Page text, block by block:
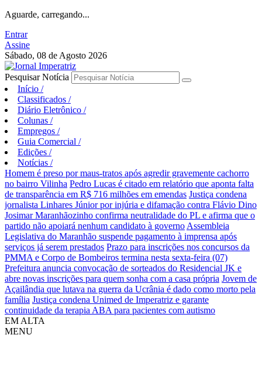
Aguarde, carregando...
Entrar
Assine
Sábado, 08 de Agosto 2026
Pesquisar Notícia
Início /
Classificados /
Diário Eletrônico /
Colunas /
Empregos /
Guia Comercial /
Edições /
Notícias /
Homem é preso por maus-tratos após agredir gravemente cachorro
no bairro Vilinha Pedro Lucas é citado em relatório que aponta falta
de transparência em R$ 716 milhões em emendas Justiça condena
jornalista Linhares Júnior por injúria e difamação contra Flávio Dino
Josimar Maranhãozinho confirma neutralidade do PL e afirma que o
partido não apoiará nenhum candidato à governo Assembleia
Legislativa do Maranhão suspende pagamento à imprensa após
serviços já serem prestados Prazo para inscrições nos concursos da
PMMA e Corpo de Bombeiros termina nesta sexta-feira (07)
Prefeitura anuncia convocação de sorteados do Residencial JK e
abre novas inscrições para quem sonha com a casa própria Jovem de
Açailândia que lutava na guerra da Ucrânia é dado como morto pela
família Justiça condena Unimed de Imperatriz e garante
continuidade da terapia ABA para pacientes com autismo
EM ALTA
MENU